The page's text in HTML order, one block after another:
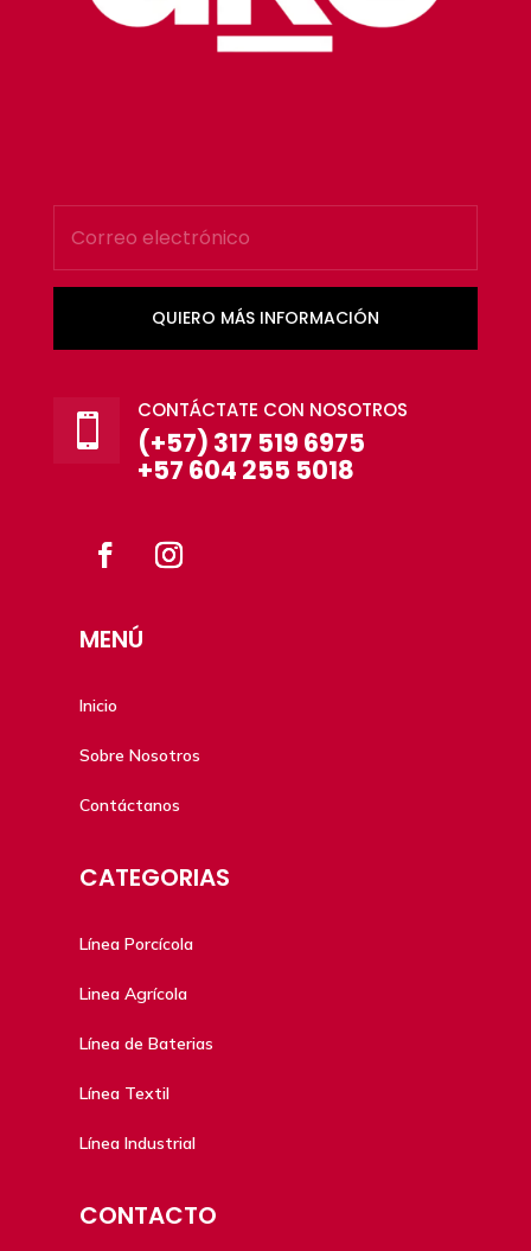
QUIERO MÁS INFORMACIÓN

CONTÁCTATE CON NOSOTROS
(+57) 317 519 6975
+57 604 255 5018
MENÚ
Inicio
Sobre Nosotros
Contáctanos
CATEGORIAS
Línea Porcícola
Linea Agrícola
Línea de Baterias
Línea Textil
Línea Industrial
CONTACTO